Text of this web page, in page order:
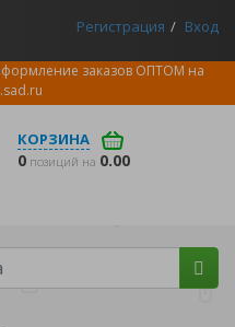
Регистрация Вход
заказов ОПТОМ на
КОРЗИНА
0 позиций на 0.00